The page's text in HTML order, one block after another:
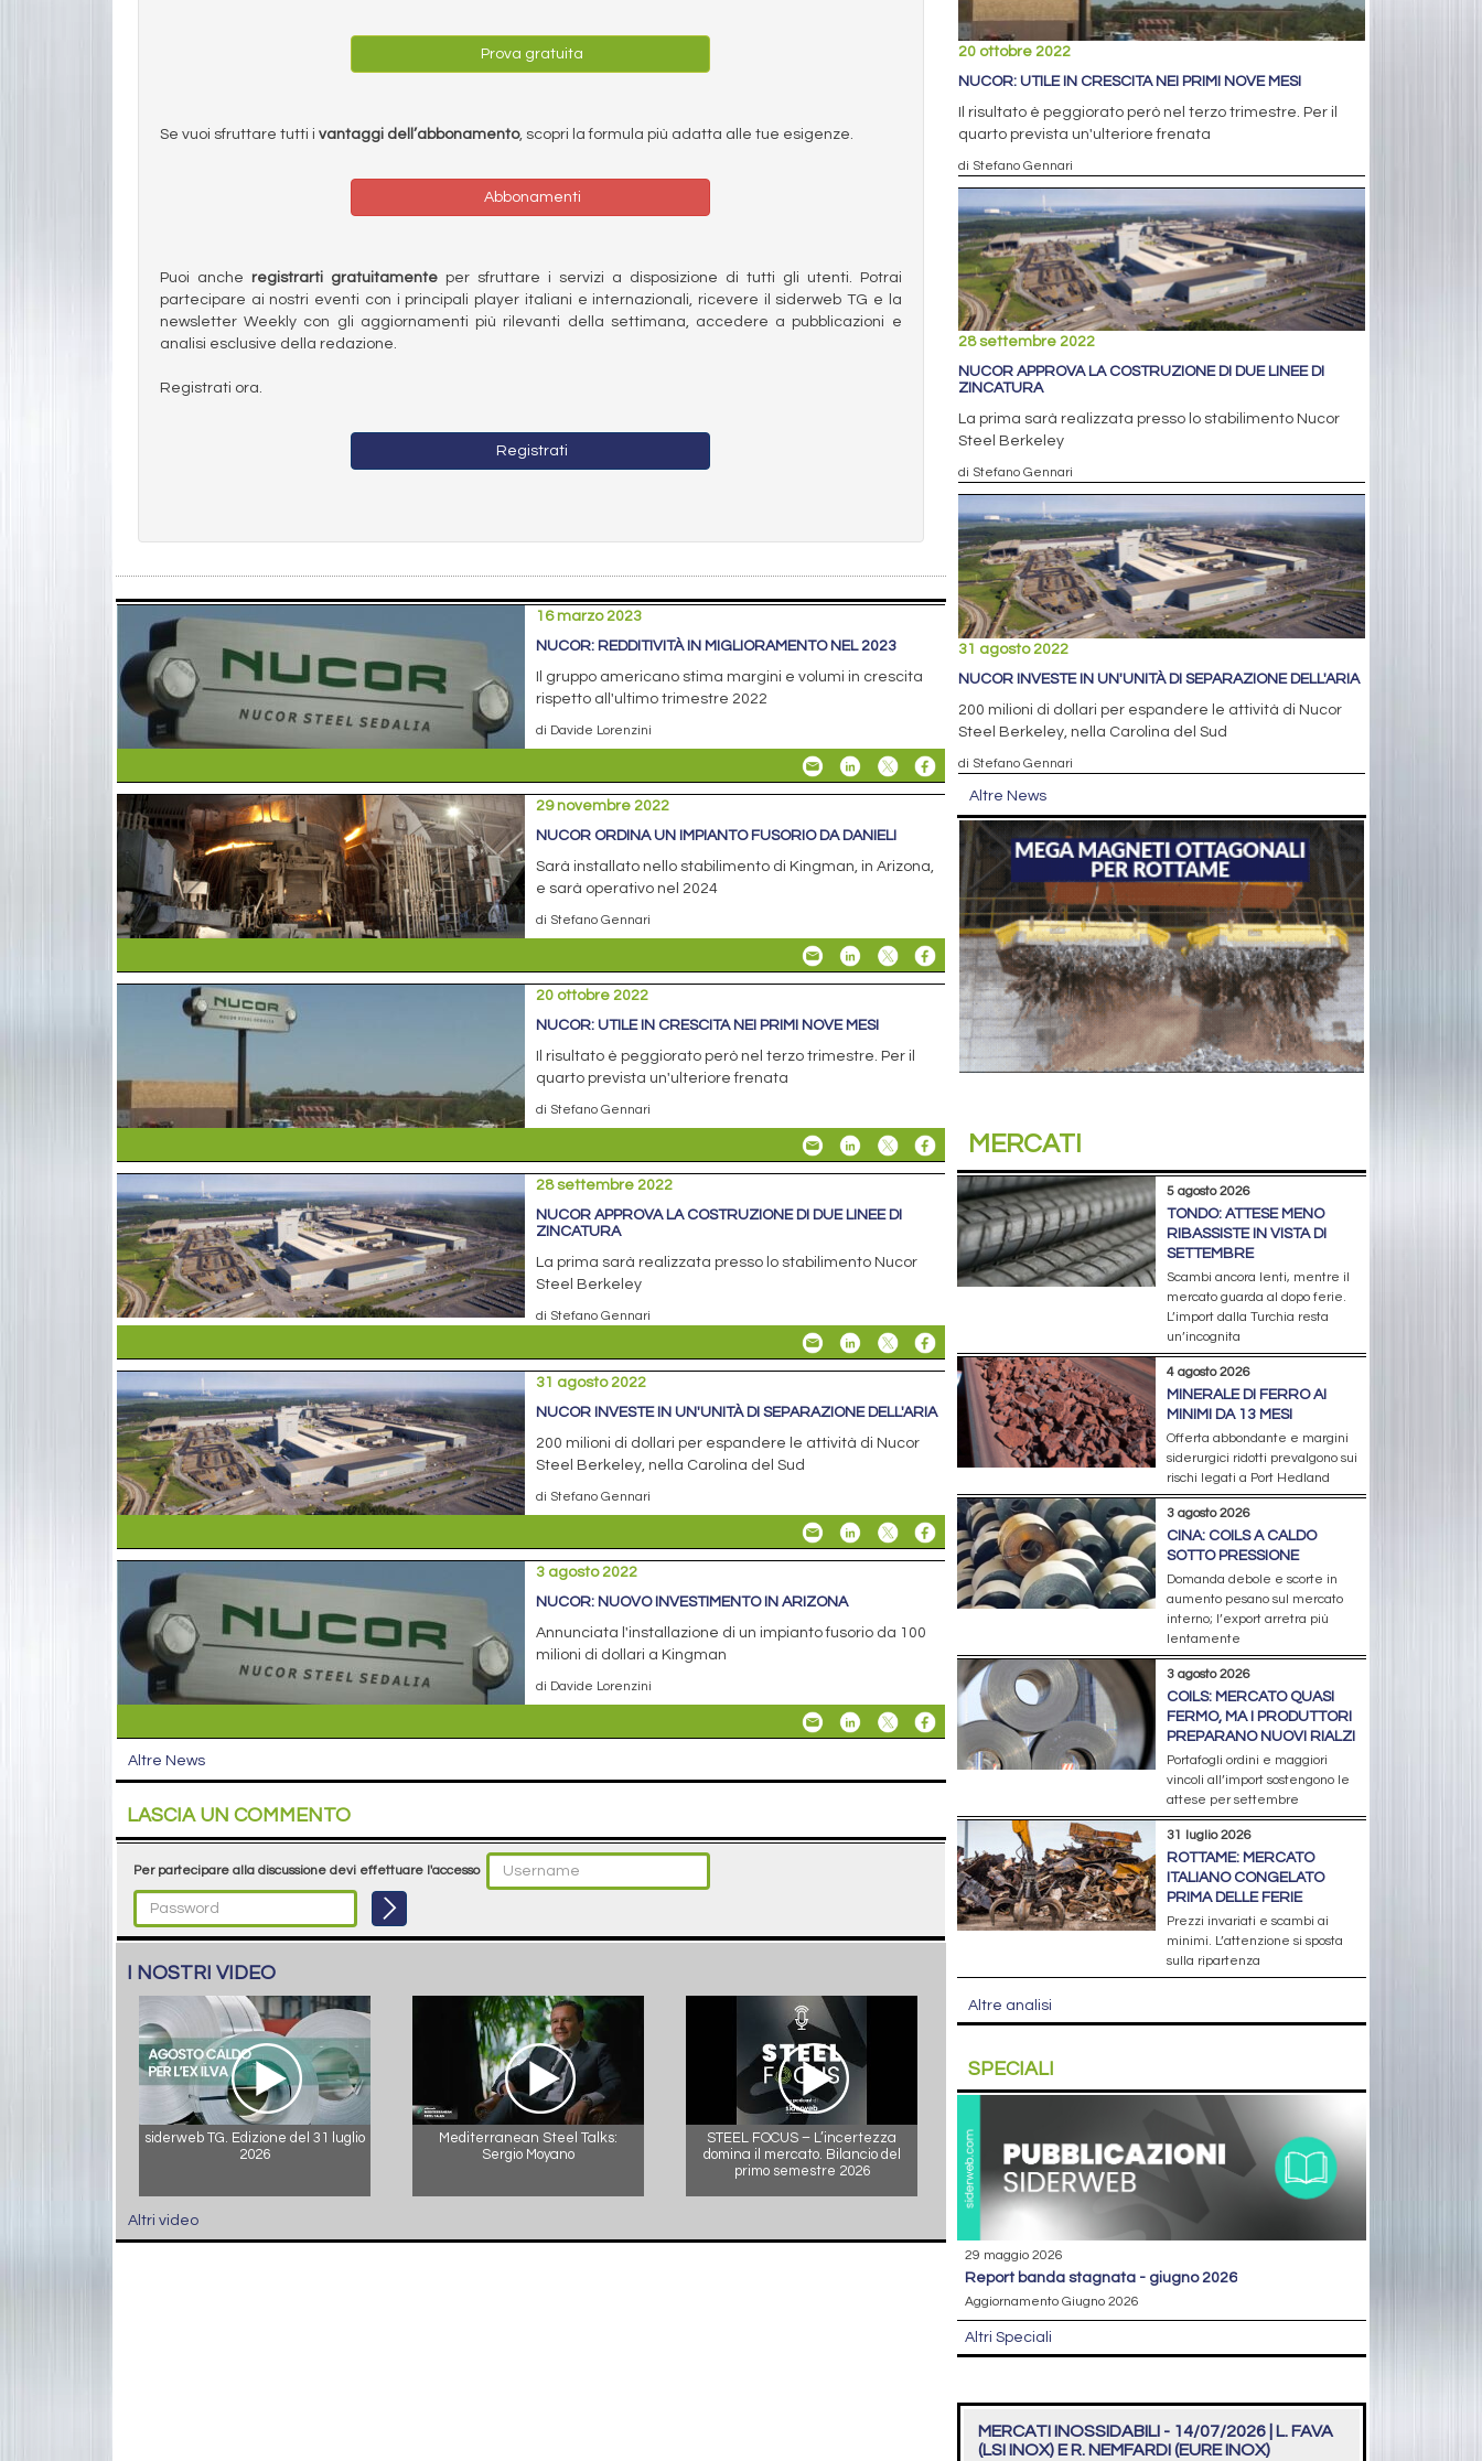
Prova gratuita
Se vuoi sfruttare tutti i vantaggi dell’abbonamento, scopri la formula più adatta alle tue esigenze.
Abbonamenti
Puoi anche registrarti gratuitamenteper sfruttare i servizi a disposizione di tutti gli utenti. Potrai
partecipare ai nostri eventi con i principali player italiani e internazionali, ricevere il siderweb TG e la
newsletter Weekly con gli aggiornamenti più rilevanti della settimana, accedere a pubblicazioni e
analisi esclusive della redazione.
Registrati ora.
Registrati
16 marzo 2023
NUCOR: REDDITIVITÀ IN MIGLIORAMENTO NEL 2023
Il gruppo americano stima margini e volumi in crescita
rispetto all'ultimo trimestre 2022
di Davide Lorenzini
29 novembre 2022
NUCOR ORDINA UN IMPIANTO FUSORIO DA DANIELI
Sarà installato nello stabilimento di Kingman, in Arizona,
e sarà operativo nel 2024
di Stefano Gennari
20 ottobre 2022
NUCOR: UTILE IN CRESCITA NEI PRIMI NOVE MESI
Il risultato è peggiorato però nel terzo trimestre. Per il
quarto prevista un'ulteriore frenata
di Stefano Gennari
28 settembre 2022
NUCOR APPROVA LA COSTRUZIONE DI DUE LINEE DI
ZINCATURA
La prima sarà realizzata presso lo stabilimento Nucor
Steel Berkeley
di Stefano Gennari
31 agosto 2022
NUCOR INVESTE IN UN'UNITÀ DI SEPARAZIONE DELL'ARIA
200 milioni di dollari per espandere le attività di Nucor
Steel Berkeley, nella Carolina del Sud
di Stefano Gennari
3 agosto 2022
NUCOR: NUOVO INVESTIMENTO IN ARIZONA
Annunciata l'installazione di un impianto fusorio da 100
milioni di dollari a Kingman
di Davide Lorenzini
Altre News
LASCIA UN COMMENTO
Per partecipare alla discussione devi effettuare l'accesso
I NOSTRI VIDEO
siderweb TG. Edizione del 31 luglio
2026
Mediterranean Steel Talks:
Sergio Moyano
STEEL FOCUS – L’incertezza
domina il mercato. Bilancio del
primo semestre 2026
Altri video
20 ottobre 2022
NUCOR: UTILE IN CRESCITA NEI PRIMI NOVE MESI
Il risultato è peggiorato però nel terzo trimestre. Per il
quarto prevista un'ulteriore frenata
di Stefano Gennari
28 settembre 2022
NUCOR APPROVA LA COSTRUZIONE DI DUE LINEE DI
ZINCATURA
La prima sarà realizzata presso lo stabilimento Nucor
Steel Berkeley
di Stefano Gennari
31 agosto 2022
NUCOR INVESTE IN UN'UNITÀ DI SEPARAZIONE DELL'ARIA
200 milioni di dollari per espandere le attività di Nucor
Steel Berkeley, nella Carolina del Sud
di Stefano Gennari
Altre News
MERCATI
5 agosto 2026
TONDO: ATTESE MENO
RIBASSISTE IN VISTA DI
SETTEMBRE
Scambi ancora lenti, mentre il
mercato guarda al dopo ferie.
L’import dalla Turchia resta
un’incognita
4 agosto 2026
MINERALE DI FERRO AI
MINIMI DA 13 MESI
Offerta abbondante e margini
siderurgici ridotti prevalgono sui
rischi legati a Port Hedland
3 agosto 2026
CINA: COILS A CALDO
SOTTO PRESSIONE
Domanda debole e scorte in
aumento pesano sul mercato
interno; l’export arretra più
lentamente
3 agosto 2026
COILS: MERCATO QUASI
FERMO, MA I PRODUTTORI
PREPARANO NUOVI RIALZI
Portafogli ordini e maggiori
vincoli all’import sostengono le
attese per settembre
31 luglio 2026
ROTTAME: MERCATO
ITALIANO CONGELATO
PRIMA DELLE FERIE
Prezzi invariati e scambi ai
minimi. L’attenzione si sposta
sulla ripartenza
Altre analisi
SPECIALI
29 maggio 2026
report banda stagnata - giugno 2026
Aggiornamento Giugno 2026
Altri Speciali
MERCATI INOSSIDABILI - 14/07/2026 | L. FAVA
(LSI INOX) E R. NEMFARDI (EURE INOX)